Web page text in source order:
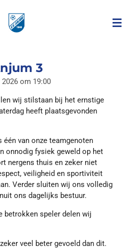
3
om 19:00
wij stilstaan bij het ernstige
heeft plaatsgevonden
van onze teamgenoten
onnodig fysiek geweld op het
nergens thuis en zeker niet
veiligheid en sportiviteit
Verder sluiten wij ons volledig
ons dagelijks bestuur.
betrokken speler delen wij
veel beter gevoeld dan dit.